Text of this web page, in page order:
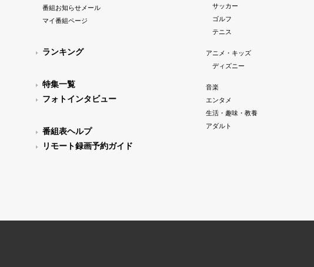
番組お知らせメール
マイ番組ページ
ランキング
特集一覧
フォトインタビュー
番組表ヘルプ
リモート録画予約ガイド
サッカー
ゴルフ
テニス
アニメ・キッズ
ディズニー
音楽
エンタメ
生活・趣味・教養
アダルト